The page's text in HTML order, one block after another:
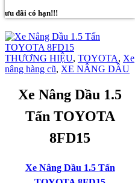
ưu đãi có hạn!!!
THƯƠNG HIỆU, TOYOTA, Xe
nâng hàng cũ, XE NÂNG DẦU
Xe Nâng Dầu 1.5
Tấn TOYOTA
8FD15
Xe Nâng Dầu 1.5 Tấn